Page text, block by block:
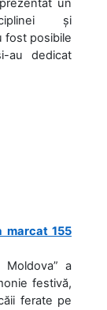
un
și
fost posibile
au dedicat
marcat 155
Moldova” a
festivă,
ferate pe